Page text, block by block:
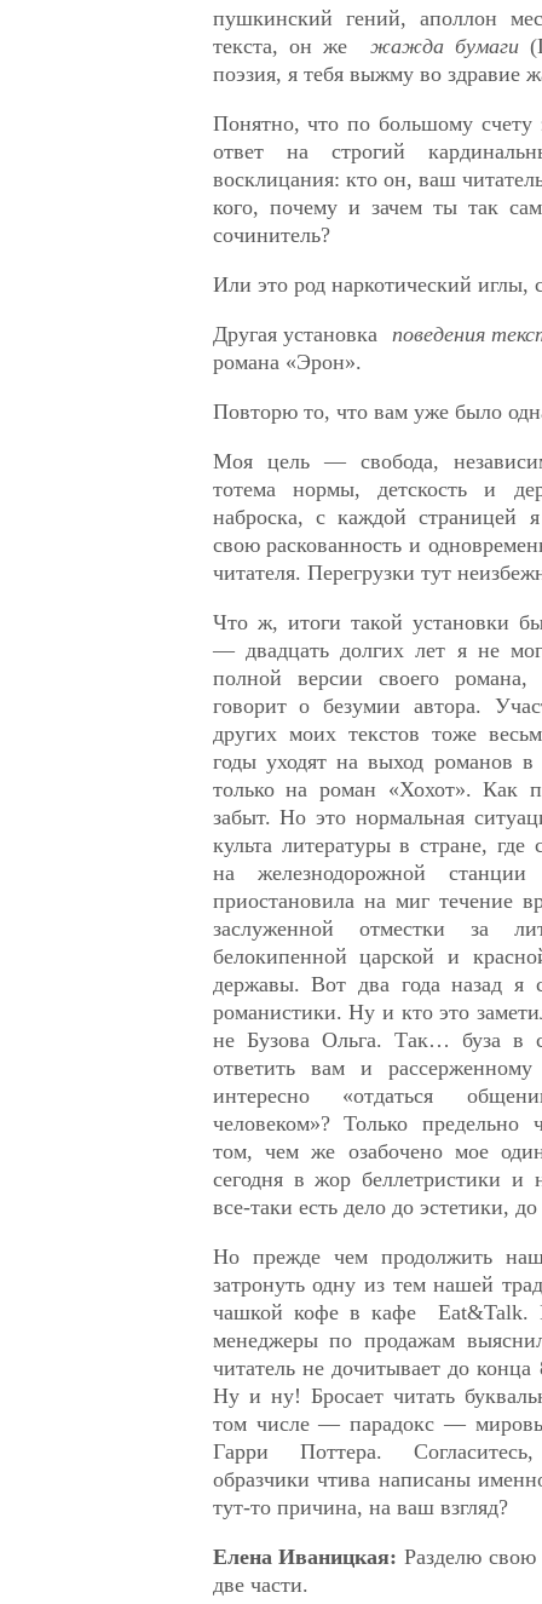
пушкинский гений, аполлон
текста, он же жажда бумаги
поэзия, я тебя выжму во здравие
Понятно, что по большому счету
ответ на строгий
восклицания: кто он, ваш
кого, почему и зачем ты так
сочинитель?
Или это род наркотический иглы,
Другая установка поведения
романа «Эрон».
Повторю то, что вам уже было
Моя цель — свобода,
тотема нормы, детскость и
наброска, с каждой страницей
свою раскованность и
читателя. Перегрузки тут
Что ж, итоги такой установки
— двадцать долгих лет я не
полной версии своего романа,
говорит о безумии автора.
других моих текстов тоже
годы уходят на выход романов
только на роман «Хохот». Как
забыт. Но это нормальная
культа литературы в стране, где
на железнодорожной
приостановила на миг течение
заслуженной отместки за
белокипенной царской и
державы. Вот два года назад я
романистики. Ну и кто это
не Бузова Ольга. Так… буза в
ответить вам и
интересно «отдаться
человеком»? Только предельно
том, чем же озабочено мое
сегодня в жор беллетристики и
все-таки есть дело до эстетики,
Но прежде чем продолжить
затронуть одну из тем нашей
чашкой кофе в кафе Eat&Talk.
менеджеры по продажам
читатель не дочитывает до
Ну и ну! Бросает читать
том числе — парадокс —
Гарри Поттера.
образчики чтива написаны
тут-то причина, на ваш взгляд?
Елена Иваницкая:Разделю свою
две части.